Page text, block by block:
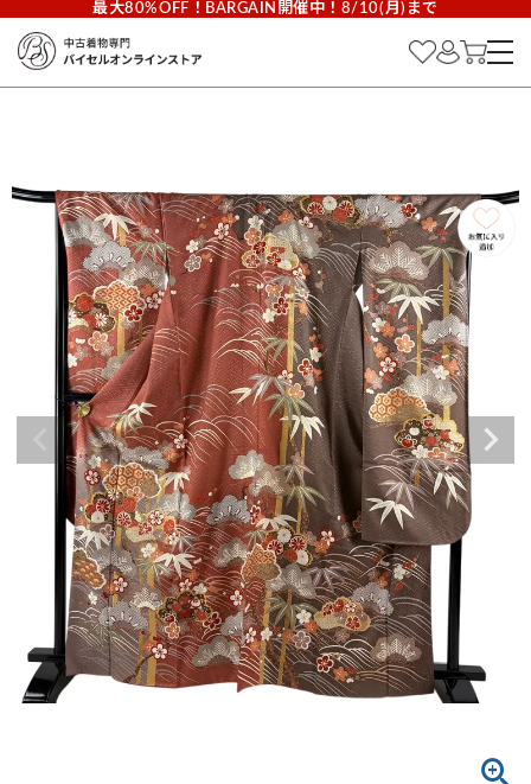
最大80%OFF！BARGAIN開催中！8/10(月)まで